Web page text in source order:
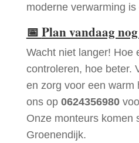
moderne verwarming
📅 Plan vandaag
Wacht niet langer! Hoe
controleren, hoe beter.
en zorg voor een warm
ons op 0624356980
Onze monteurs komen
Groenendijk.